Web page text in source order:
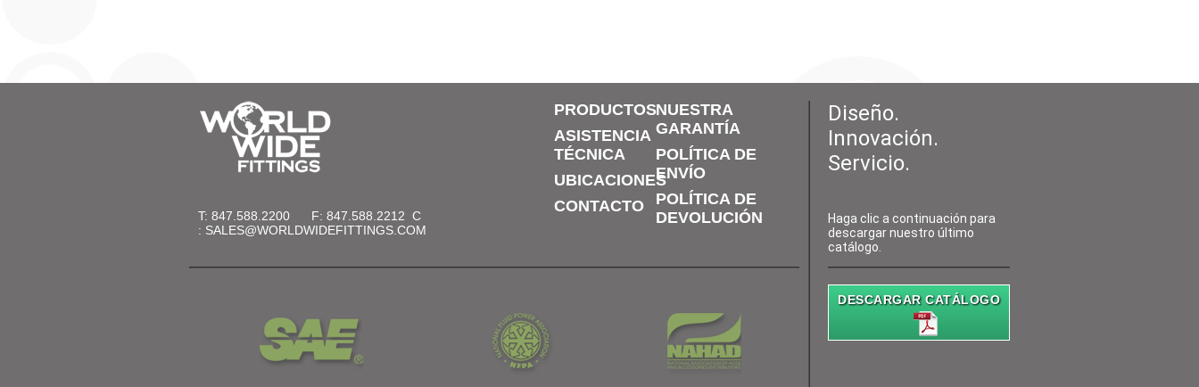
T: 847.588.2200 F: 847.588.2212 C
: SALES@WORLDWIDEFITTINGS.COM
PRODUCTOS
ASISTENCIA
TÉCNICA
UBICACIONES
CONTACTO
NUESTRA
GARANTÍA
POLÍTICA DE
ENVÍO
POLÍTICA DE
DEVOLUCIÓN
Diseño.
Innovación.
Servicio.
Haga clic a continuación para
descargar nuestro último
catálogo.
DESCARGAR CATÁLOGO